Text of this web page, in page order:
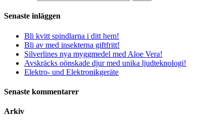
Senaste inläggen
Bli kvitt spindlarna i ditt hem!
Bli av med insekterna giftfritt!
Silverlines nya myggmedel med Aloe Vera!
Avskräcks oönskade djur med unika ljudteknologi!
Elektro- und Elektronikgeräte
Senaste kommentarer
Arkiv